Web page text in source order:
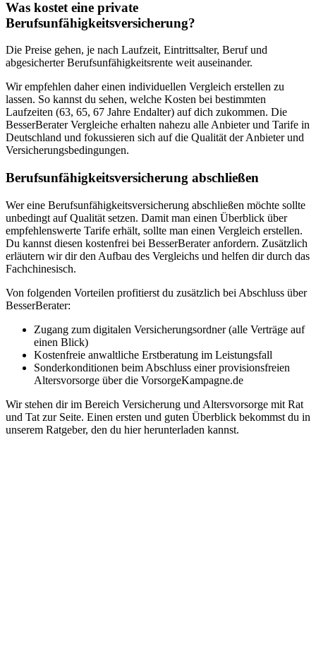
Was kostet eine private
Berufsunfähigkeitsversicherung?
Die Preise gehen, je nach Laufzeit, Eintrittsalter, Beruf und
abgesicherter Berufsunfähigkeitsrente weit auseinander.
Wir empfehlen daher einen individuellen Vergleich erstellen zu
lassen. So kannst du sehen, welche Kosten bei bestimmten
Laufzeiten (63, 65, 67 Jahre Endalter) auf dich zukommen. Die
BesserBerater Vergleiche erhalten nahezu alle Anbieter und Tarife in
Deutschland und fokussieren sich auf die Qualität der Anbieter und
Versicherungsbedingungen.
Berufsunfähigkeitsversicherung abschließen
Wer eine Berufsunfähigkeitsversicherung abschließen möchte sollte
unbedingt auf Qualität setzen. Damit man einen Überblick über
empfehlenswerte Tarife erhält, sollte man einen Vergleich erstellen.
Du kannst diesen kostenfrei bei BesserBerater anfordern. Zusätzlich
erläutern wir dir den Aufbau des Vergleichs und helfen dir durch das
Fachchinesisch.
Von folgenden Vorteilen profitierst du zusätzlich bei Abschluss über
BesserBerater:
Zugang zum digitalen Versicherungsordner (alle Verträge auf
einen Blick)
Kostenfreie anwaltliche Erstberatung im Leistungsfall
Sonderkonditionen beim Abschluss einer provisionsfreien
Altersvorsorge über die VorsorgeKampagne.de
Wir stehen dir im Bereich Versicherung und Altersvorsorge mit Rat
und Tat zur Seite. Einen ersten und guten Überblick bekommst du in
unserem Ratgeber, den du hier herunterladen kannst.